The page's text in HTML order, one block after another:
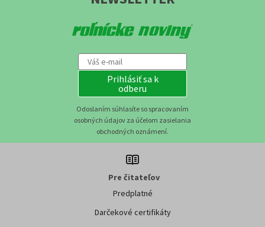
Prihlásiť sa k
odberu
Odoslaním súhlasíte so spracovaním
osobných údajov za účelom zasielania
obchodných oznámení.
Pre čitateľov
Predplatné
Darčekové certifikáty